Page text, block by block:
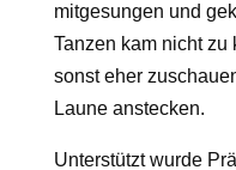
mitgesungen und
Tanzen kam nicht
sonst eher
Laune anstecken.
Unterstützt wurde